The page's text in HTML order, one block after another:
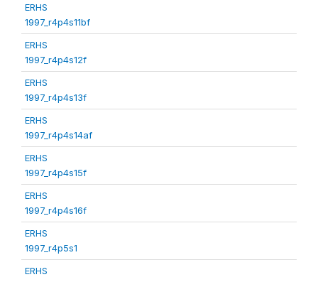
ERHS
1997_r4p4s11bf
ERHS
1997_r4p4s12f
ERHS
1997_r4p4s13f
ERHS
1997_r4p4s14af
ERHS
1997_r4p4s15f
ERHS
1997_r4p4s16f
ERHS
1997_r4p5s1
ERHS